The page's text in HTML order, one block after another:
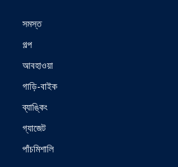
সমস্ত
গল্প
আবহাওয়া
গাড়ি-বাইক
ব্যাঙ্কিং
গ্যাজেট
পাঁচমিশালি